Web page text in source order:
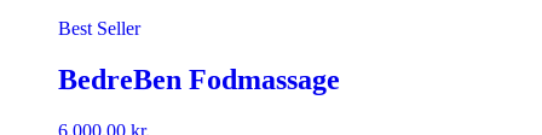
Best Seller
BedreBen Fodmassage